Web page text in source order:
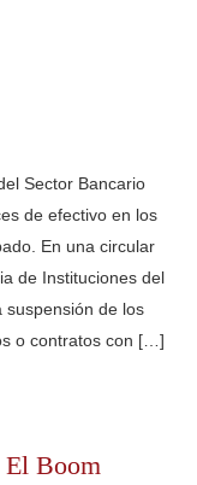
Sector Bancario
de efectivo en los
En una circular
de Instituciones del
suspensión de los
o contratos con […]
El Boom